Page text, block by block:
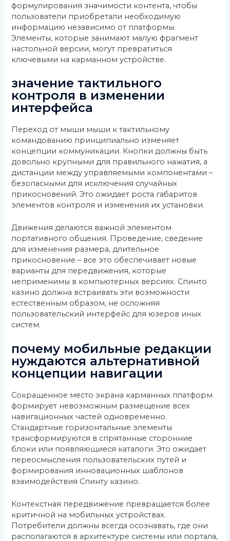
формулирования значимости контента, чтобы
пользователи приобретали необходимую
информацию независимо от платформы.
Элементы, которые занимают малую фрагмент
настольной версии, могут превратиться
ключевыми на карманном устройстве.
значение тактильного
контроля в изменении
интерфейса
Переход от мыши мыши к тактильному
командованию принципиально изменяет
концепции коммуникации. Кнопки должны быть
довольно крупными для правильного нажатия, а
дистанции между управляемыми компонентами –
безопасными для исключения случайных
прикосновений. Это ожидает роста габаритов
элементов контроля и изменения их установки.
Движения делаются важной элементом
портативного общения. Проведение, сведение
для изменения размера, длительное
прикосновение – все это обеспечивает новые
варианты для передвижения, которые
неприменимы в компьютерных версиях. Спинто
казино должна встраивать эти возможности
естественным образом, не осложняя
пользовательский интерфейс для юзеров иных
систем.
почему мобильные редакции
нуждаются альтернативной
концепции навигации
Сокращенное место экрана карманных платформ
формирует невозможным размещение всех
навигационных частей одновременно.
Стандартные горизонтальные элементы
трансформируются в спрятанные сторонние
блоки или появляющиеся каталоги. Это ожидает
переосмысления пользовательских путей и
формирования инновационных шаблонов
взаимодействия Спинту казино.
Контекстная передвижение превращается более
критичной на мобильных устройствах.
Потребители должны всегда осознавать, где они
располагаются в архитектуре системы или портала,